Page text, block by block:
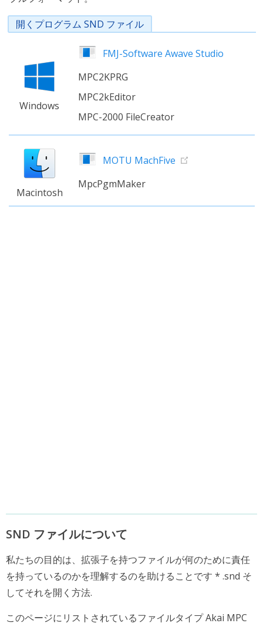
開くプログラム SND ファイル
Windows
FMJ-Software Awave Studio
MPC2KPRG
MPC2kEditor
MPC-2000 FileCreator
Macintosh
MOTU MachFive
MpcPgmMaker
SND ファイルについて
私たちの目的は、拡張子を持つファイルが何のために責任
を持っているのかを理解するのを助けることです * .snd そ
してそれを開く方法.
このページにリストされているファイルタイプ Akai MPC